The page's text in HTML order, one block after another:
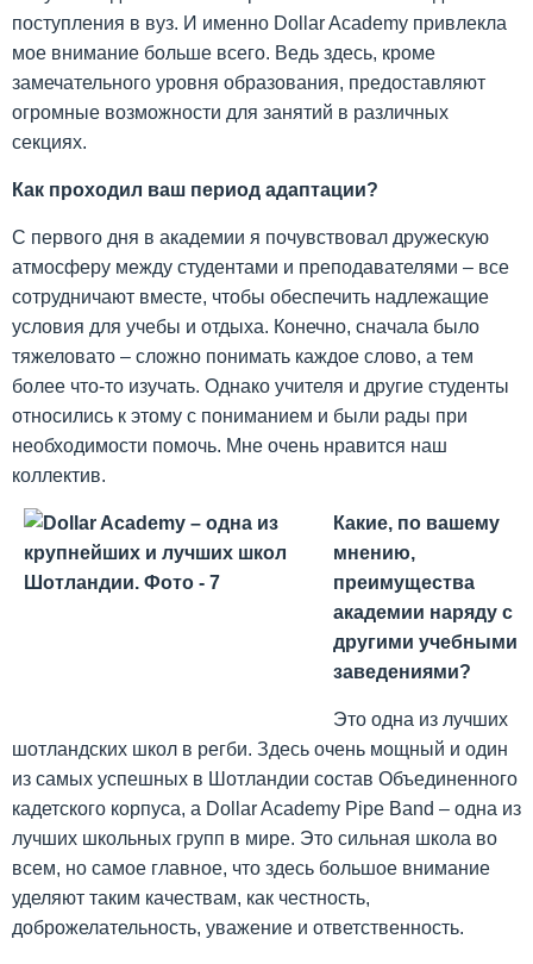
поступления в вуз. И именно Dollar Academy привлекла
мое внимание больше всего. Ведь здесь, кроме
замечательного уровня образования, предоставляют
огромные возможности для занятий в различных
секциях.
Как проходил ваш период адаптации?
С первого дня в академии я почувствовал дружескую
атмосферу между студентами и преподавателями – все
сотрудничают вместе, чтобы обеспечить надлежащие
условия для учебы и отдыха. Конечно, сначала было
тяжеловато – сложно понимать каждое слово, а тем
более что-то изучать. Однако учителя и другие студенты
относились к этому с пониманием и были рады при
необходимости помочь. Мне очень нравится наш
коллектив.
Какие, по вашему
мнению,
преимущества
академии наряду с
другими учебными
заведениями?
Это одна из лучших
шотландских школ в регби. Здесь очень мощный и один
из самых успешных в Шотландии состав Объединенного
кадетского корпуса, а Dollar Academy Pipe Band – одна из
лучших школьных групп в мире. Это сильная школа во
всем, но самое главное, что здесь большое внимание
уделяют таким качествам, как честность,
доброжелательность, уважение и ответственность.